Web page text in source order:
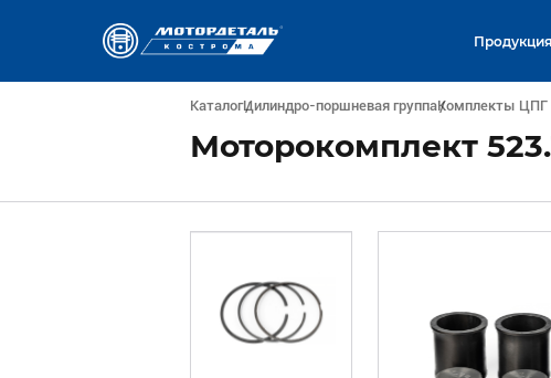
Продукция
КаталогЦилиндро-поршневая группаКомплекты ЦПГ
Моторокомплект